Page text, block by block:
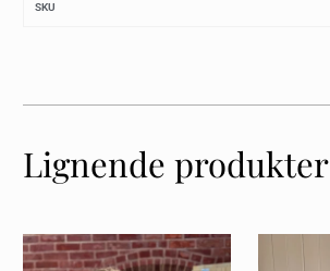
SKU
Lignende produkter